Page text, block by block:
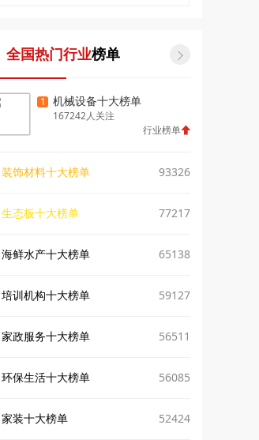
全国热门行业榜单 
1 机械设备十大榜单
167242人关注
行业榜单
装饰材料十大榜单 93326
生态板十大榜单 77217
海鲜水产十大榜单 65138
培训机构十大榜单 59127
家政服务十大榜单 56511
环保生活十大榜单 56085
家装十大榜单 52424